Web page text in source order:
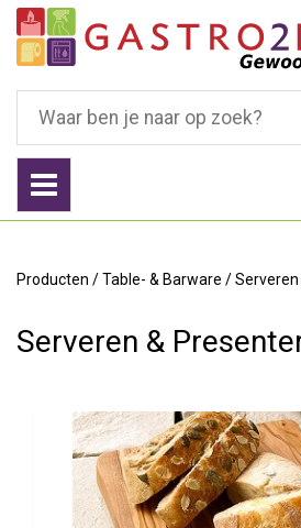
Producten /Table- & Barware /
Serveren &